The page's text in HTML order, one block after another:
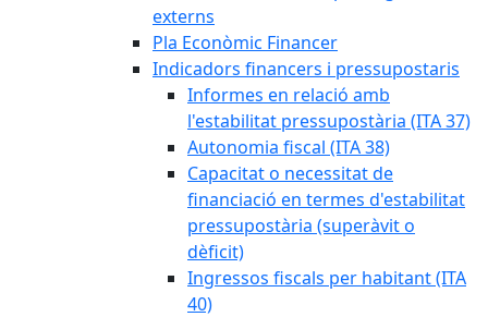
externs
Pla Econòmic Financer
Indicadors financers i pressupostaris
Informes en relació amb
l'estabilitat pressupostària (ITA 37)
Autonomia fiscal (ITA 38)
Capacitat o necessitat de
financiació en termes d'estabilitat
pressupostària (superàvit o
dèficit)
Ingressos fiscals per habitant (ITA
40)